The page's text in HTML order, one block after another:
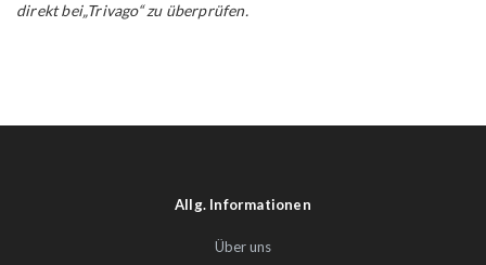
direkt bei„Trivago“ zu überprüfen.
Allg. Informationen
Über uns